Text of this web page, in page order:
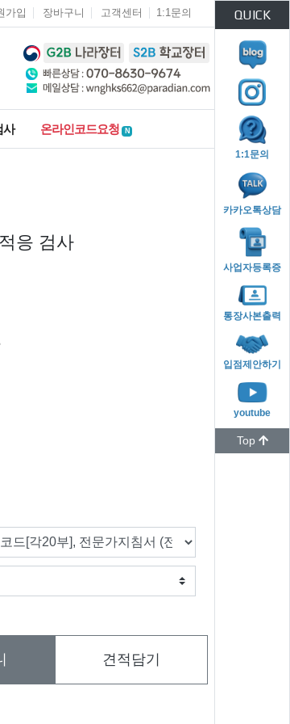
QUICK
1:1문의
카카오톡상담
사업자등록증
통장사본출력
입점제안하기
youtube
Top
가입 장바구니 고객센터 1:1문의
사 온라인코드요청 N
응 검사
견적담기